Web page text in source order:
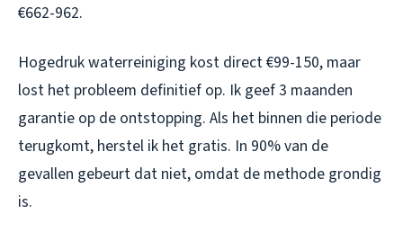
€662-962.
Hogedruk waterreiniging kost direct €99-150, maar
lost het probleem definitief op. Ik geef 3 maanden
garantie op de ontstopping. Als het binnen die periode
terugkomt, herstel ik het gratis. In 90% van de
gevallen gebeurt dat niet, omdat de methode grondig
is.